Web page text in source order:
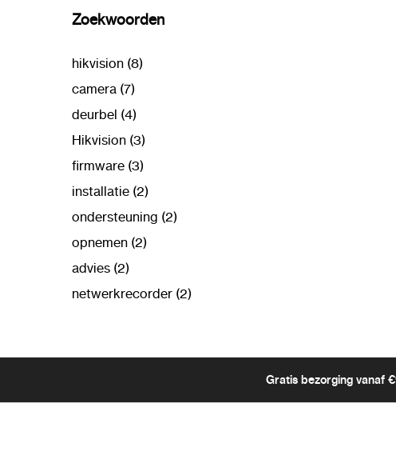
Zoekwoorden
hikvision (8)
camera (7)
deurbel (4)
Hikvision (3)
firmware (3)
installatie (2)
ondersteuning (2)
opnemen (2)
advies (2)
netwerkrecorder (2)
Gratis bezorging vanaf